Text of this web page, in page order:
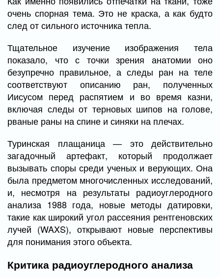
очень спорная тема. Это не краска, а как будто
след от сильного источника тепла.
Тщательное изучение изображения тела
показало, что с точки зрения анатомии оно
безупречно правильное, а следы ран на теле
соответствуют описанию ран, полученных
Иисусом перед распятием и во время казни,
включая следы от терновых шипов на голове,
рваные раны на спине и синяки на плечах.
Туринская плащаница — это действительно
загадочный артефакт, который продолжает
вызывать споры среди ученых и верующих. Она
была предметом многочисленных исследований,
и, несмотря на результаты радиоуглеродного
анализа 1988 года, новые методы датировки,
такие как широкий угол рассеяния рентгеновских
лучей (WAXS), открывают новые перспективы
для понимания этого объекта.
Критика радиоуглеродного анализа